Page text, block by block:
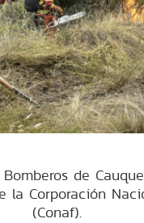
de
la Corporación
(Conaf).